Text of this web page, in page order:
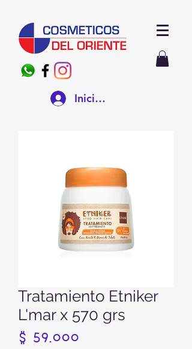
Iniciar sesión
Tratamiento Etniker
L'mar x 570 grs
$ 59.000